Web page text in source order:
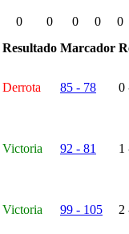
0 0 0 0
0
Resultado Marcador
Derrota 85 - 78 0
Victoria 92 - 81 1
Victoria 99 - 105 2